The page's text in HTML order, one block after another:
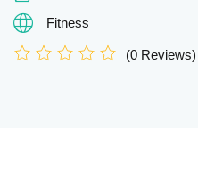
Fitness
(0 Reviews)